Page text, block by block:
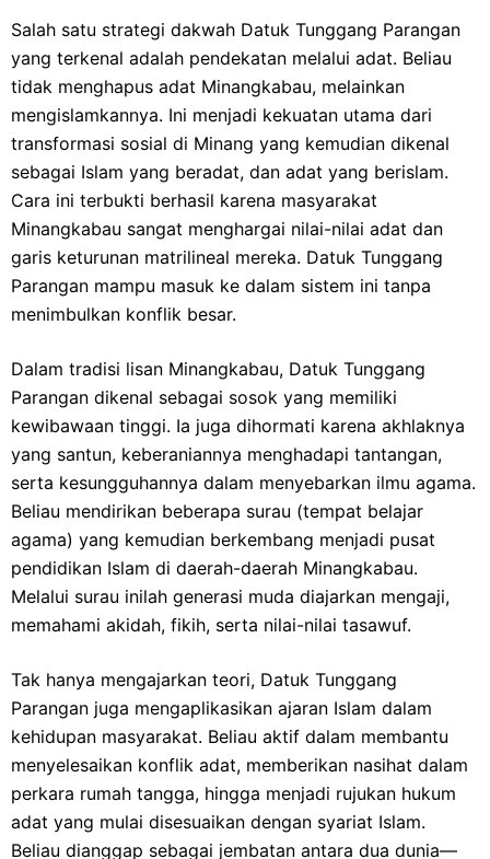
Salah satu strategi dakwah Datuk Tunggang Parangan
yang terkenal adalah pendekatan melalui adat. Beliau
tidak menghapus adat Minangkabau, melainkan
mengislamkannya. Ini menjadi kekuatan utama dari
transformasi sosial di Minang yang kemudian dikenal
sebagai Islam yang beradat, dan adat yang berislam.
Cara ini terbukti berhasil karena masyarakat
Minangkabau sangat menghargai nilai-nilai adat dan
garis keturunan matrilineal mereka. Datuk Tunggang
Parangan mampu masuk ke dalam sistem ini tanpa
menimbulkan konflik besar.
Dalam tradisi lisan Minangkabau, Datuk Tunggang
Parangan dikenal sebagai sosok yang memiliki
kewibawaan tinggi. Ia juga dihormati karena akhlaknya
yang santun, keberaniannya menghadapi tantangan,
serta kesungguhannya dalam menyebarkan ilmu agama.
Beliau mendirikan beberapa surau (tempat belajar
agama) yang kemudian berkembang menjadi pusat
pendidikan Islam di daerah-daerah Minangkabau.
Melalui surau inilah generasi muda diajarkan mengaji,
memahami akidah, fikih, serta nilai-nilai tasawuf.
Tak hanya mengajarkan teori, Datuk Tunggang
Parangan juga mengaplikasikan ajaran Islam dalam
kehidupan masyarakat. Beliau aktif dalam membantu
menyelesaikan konflik adat, memberikan nasihat dalam
perkara rumah tangga, hingga menjadi rujukan hukum
adat yang mulai disesuaikan dengan syariat Islam.
Beliau dianggap sebagai jembatan antara dua dunia—